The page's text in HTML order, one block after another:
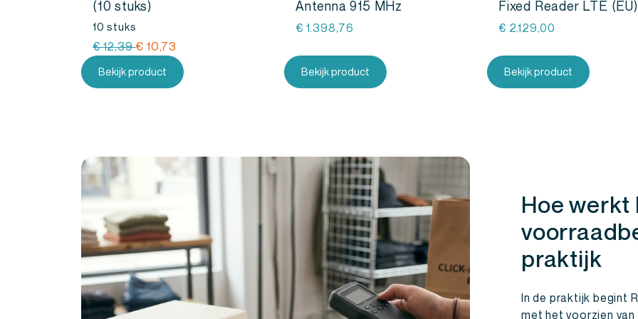
(10 stuks)
10 stuks
€12,39Oorspronkelijke
was:
€ 10,73
prijs
is:
Bekijk product
Antenna 915 MHz
€ 1.398,76
Bekijk product
Fixed Reader LTE (EU)
€ 2.129,00
Bekijk product
Hoe werkt
praktijk
In de praktijk begint
met het voorzien van